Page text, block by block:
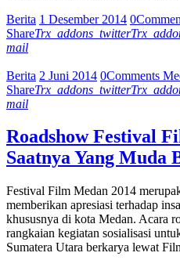
Berita 1 Desember 2014 0
ShareTrx_addons_twitter
mail
Berita 2 Juni 2014 0Comments
ShareTrx_addons_twitter
mail
Roadshow Festival
Saatnya Yang Muda
Festival Film Medan 2014
memberikan apresiasi terhadap
khususnya di kota Medan. Acara
rangkaian kegiatan sosialisasi
Sumatera Utara berkarya lewat